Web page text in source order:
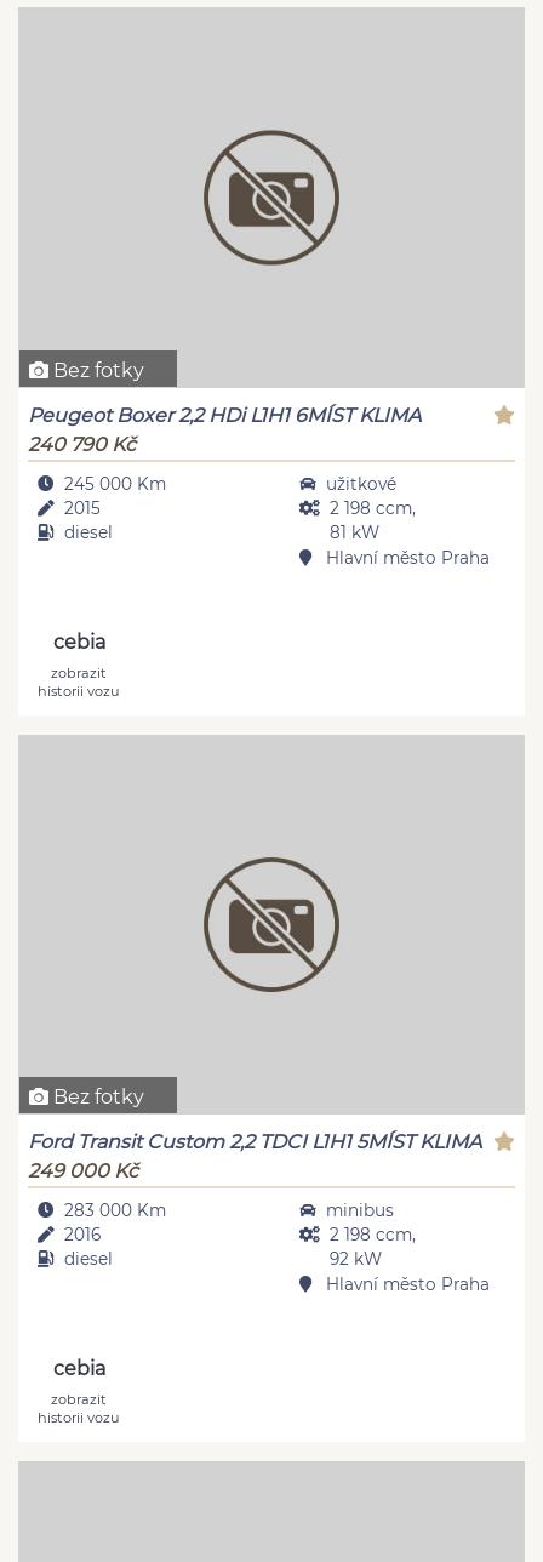
Bez fotky
Peugeot Boxer 2,2 HDi L1H1 6MÍST KLIMA
240 790 Kč
245 000 Km
2015
diesel
užitkové
2 198 ccm,
81 kW
Hlavní město Praha
cebia
zobrazit
historii vozu
Bez fotky
Ford Transit Custom 2,2 TDCI L1H1 5MÍST KLIMA
249 000 Kč
283 000 Km
2016
diesel
minibus
2 198 ccm,
92 kW
Hlavní město Praha
cebia
zobrazit
historii vozu